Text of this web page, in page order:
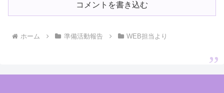
コメントを書き込む
ホーム 準備活動報告 WEB担当より